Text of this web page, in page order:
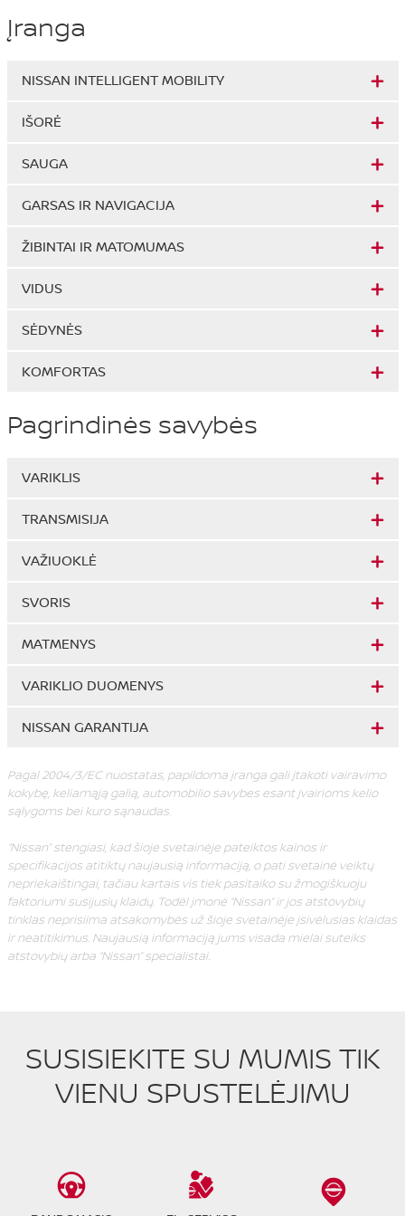
Įranga
NISSAN INTELLIGENT MOBILITY
IŠORĖ
SAUGA
GARSAS IR NAVIGACIJA
ŽIBINTAI IR MATOMUMAS
VIDUS
SĖDYNĖS
KOMFORTAS
Pagrindinės savybės
VARIKLIS
TRANSMISIJA
VAŽIUOKLĖ
SVORIS
MATMENYS
VARIKLIO DUOMENYS
NISSAN GARANTIJA
Pagal 2004/3/EC nuostatas, papildoma įranga gali įtakoti vairavimo
kokybę, keliamąją galią, automobilio savybes esant įvairioms kelio
sąlygoms bei kuro sąnaudas.
“Nissan” stengiasi, kad šioje svetainėje pateiktos kainos ir
specifikacijos atitiktų naujausią informaciją, o pati svetainė veiktų
nepriekaištingai, tačiau kartais vis tiek pasitaiko su žmogiškuoju
faktoriumi susijusių klaidų. Todėl įmonė “Nissan” ir jos atstovybių
tinklas neprisiima atsakomybės už šioje svetainėje įsivėlusias klaidas
ir neatitikimus. Naujausią informaciją jums visada mielai suteiks
atstovybių arba “Nissan” specialistai.
SUSISIEKITE SU MUMIS TIK
VIENU SPUSTELĖJIMU